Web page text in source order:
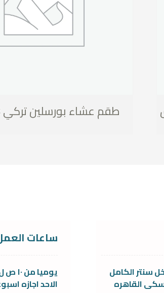
طقم عشاء بورسلين تركي 43 قطعه
سنتر الكامل
القاهره
ساعات
الاحد اجازه